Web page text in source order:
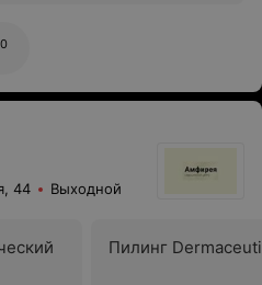
этот человек
поможет на 100%.
44 Выходной
Пилинг